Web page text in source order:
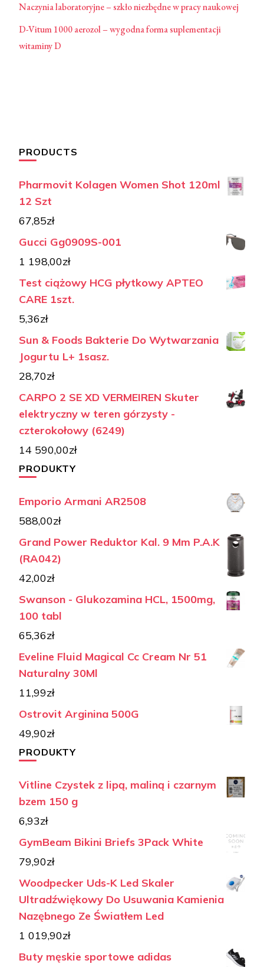
Naczynia laboratoryjne – szkło niezbędne w pracy naukowej
D-Vitum 1000 aerozol – wygodna forma suplementacji
witaminy D
PRODUCTS
Pharmovit Kolagen Women Shot 120ml
12 Szt
67,85zł
Gucci Gg0909S-001
1 198,00zł
Test ciążowy HCG płytkowy APTEO
CARE 1szt.
5,36zł
Sun & Foods Bakterie Do Wytwarzania
Jogurtu L+ 1sasz.
28,70zł
CARPO 2 SE XD VERMEIREN Skuter
elektryczny w teren górzysty -
czterokołowy (6249)
14 590,00zł
PRODUKTY
Emporio Armani AR2508
588,00zł
Grand Power Reduktor Kal. 9 Mm P.A.K
(RA042)
42,00zł
Swanson - Glukozamina HCL, 1500mg,
100 tabl
65,36zł
Eveline Fluid Magical Cc Cream Nr 51
Naturalny 30Ml
11,99zł
Ostrovit Arginina 500G
49,90zł
PRODUKTY
Vitline Czystek z lipą, maliną i czarnym
bzem 150 g
6,93zł
GymBeam Bikini Briefs 3Pack White
79,90zł
Woodpecker Uds-K Led Skaler
Ultradźwiękowy Do Usuwania Kamienia
Nazębnego Ze Światłem Led
1 019,90zł
Buty męskie sportowe adidas